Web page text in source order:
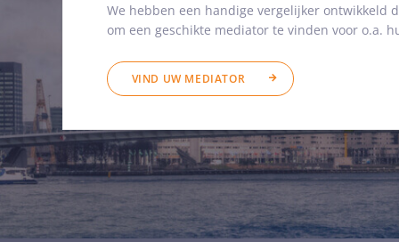
We hebben een handige vergelijker ontwikkeld
om een geschikte mediator te vinden voor o.a.
VIND UW MEDIATOR